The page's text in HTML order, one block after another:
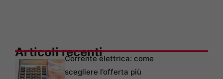
Articoli recentiCorrente elettrica: come
scegliere l’offerta più